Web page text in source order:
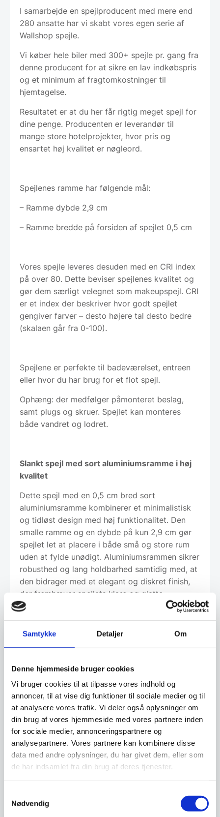
Samtykke Detaljer Om
Denne hjemmeside bruger cookies
Vi bruger cookies til at tilpasse vores indhold og
annoncer, til at vise dig funktioner til sociale medier og til
at analysere vores trafik. Vi deler også oplysninger om
din brug af vores hjemmeside med vores partnere inden
for sociale medier, annonceringspartnere og
analysepartnere. Vores partnere kan kombinere disse
data med andre oplysninger, du har givet dem, eller som
de har indsamlet fra din brug af deres tjenester.
Nødvendig
I samarbejde en spejlproducent med mere end
280 ansatte har vi skabt vores egen serie af
Wallshop spejle.
Vi køber hele biler med 300+ spejle pr. gang fra
denne producent for at sikre en lav indkøbspris
og et minimum af fragtomkostninger til
hjemtagelse.
Resultatet er at du her får rigtig meget spejl for
dine penge. Producenten er leverandør til
mange store hotelprojekter, hvor pris og
ensartet høj kvalitet er nøgleord.
Spejlenes ramme har følgende mål:
– Ramme dybde 2,9 cm
– Ramme bredde på forsiden af spejlet 0,5 cm
Vores spejle leveres desuden med en CRI index
på over 80. Dette beviser spejlenes kvalitet og
gør dem særligt velegnet som makeupspejl. CRI
er et index der beskriver hvor godt spejlet
gengiver farver – desto højere tal desto bedre
(skalaen går fra 0-100).
Spejlene er perfekte til badeværelset, entreen
eller hvor du har brug for et flot spejl.
Ophæng: der medfølger påmonteret beslag,
samt plugs og skruer. Spejlet kan monteres
både vandret og lodret.
Slankt spejl med sort aluminiumsramme i høj
kvalitet
Dette spejl med en 0,5 cm bred sort
aluminiumsramme kombinerer et minimalistisk
og tidløst design med høj funktionalitet. Den
smalle ramme og en dybde på kun 2,9 cm gør
spejlet let at placere i både små og store rum
uden at fylde unødigt. Aluminiumsrammen sikrer
robusthed og lang holdbarhed samtidig med, at
den bidrager med et elegant og diskret finish,
der fremhæver spejlets klare og glatte
overflade. Med et CRI-index over 80 gengives
farver naturligt og præcist, hvilket gør det
særligt velegnet som makeupspejl i
refleksion, som understøttes af den
professionelle produktion og ensartede finish.
Praktisk montering og alsidig anvendelse
Spejlet leveres komplet med monteringsbeslag,
plugs og skruer, hvilket sikrer en nem og sikker
ophængning. Den lette vægt fra
aluminiumsrammen gør installationen enkel, og
spejlet passer både til private hjem og
professionelle miljøer som hoteller og kontorer,
slidstærke og vedligeholdelsesvenlige ramme